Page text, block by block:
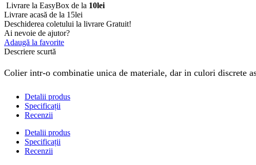
Livrare la EasyBox de la 10lei
Livrare acasă de la 15lei
Deschiderea coletului la livrare Gratuit!
Ai nevoie de ajutor?
Adaugă la favorite
Descriere scurtă
Colier intr-o combinatie unica de materiale, dar in culori discrete
Detalii produs
Specificații
Recenzii
Detalii produs
Specificații
Recenzii